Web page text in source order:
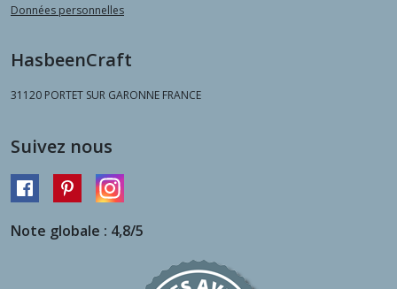
Données personnelles
HasbeenCraft
31120 PORTET SUR GARONNE FRANCE
Suivez nous
Note globale : 4,8/5